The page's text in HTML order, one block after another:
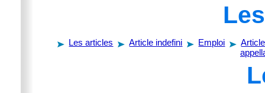
Les articles Article indefini Emploi